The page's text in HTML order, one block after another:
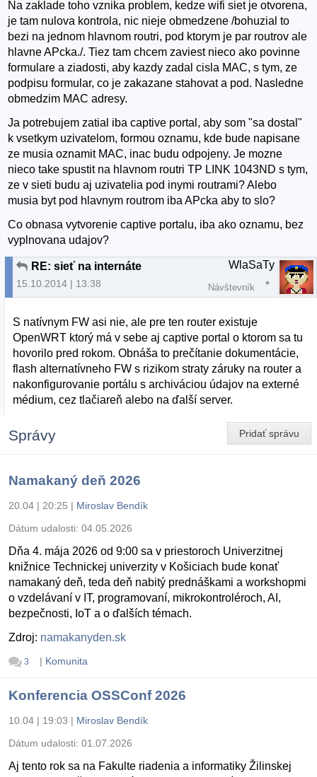
Na zaklade toho vznika problem, kedze wifi siet je otvorena,
je tam nulova kontrola, nic nieje obmedzene /bohuzial to
bezi na jednom hlavnom routri, pod ktorym je par routrov ale
hlavne APcka./. Tiez tam chcem zaviest nieco ako povinne
formulare a ziadosti, aby kazdy zadal cisla MAC, s tym, ze
podpisu formular, co je zakazane stahovat a pod. Nasledne
obmedzim MAC adresy.
Ja potrebujem zatial iba captive portal, aby som "sa dostal"
k vsetkym uzivatelom, formou oznamu, kde bude napisane
ze musia oznamit MAC, inac budu odpojeny. Je mozne
nieco take spustit na hlavnom routri TP LINK 1043ND s tym,
ze v sieti budu aj uzivatelia pod inymi routrami? Alebo
musia byt pod hlavnym routrom iba APcka aby to slo?
Co obnasa vytvorenie captive portalu, iba ako oznamu, bez
vyplnovana udajov?
RE: sieť na internáte
15.10.2014 | 13:38
WlaSaTy
Návštevník
S natívnym FW asi nie, ale pre ten router existuje
OpenWRT ktorý má v sebe aj captive portal o ktorom sa tu
hovorilo pred rokom. Obnáša to prečítanie dokumentácie,
flash alternatívneho FW s rizikom straty záruky na router a
nakonfigurovanie portálu s archiváciou údajov na externé
médium, cez tlačiareň alebo na ďalší server.
Pridať správu
Správy
Namakaný deň 2026
20.04 | 20:25 | Miroslav Bendík
Dátum udalosti: 04.05.2026
Dňa 4. mája 2026 od 9:00 sa v priestoroch Univerzitnej
knižnice Technickej univerzity v Košiciach bude konať
namakaný deň, teda deň nabitý prednáškami a workshopmi
o vzdelávaní v IT, programovaní, mikrokontroléroch, AI,
bezpečnosti, IoT a o ďalších témach.
Zdroj: namakanyden.sk
3 | Komunita
Konferencia OSSConf 2026
10.04 | 19:03 | Miroslav Bendík
Dátum udalosti: 01.07.2026
Aj tento rok sa na Fakulte riadenia a informatiky Žilinskej